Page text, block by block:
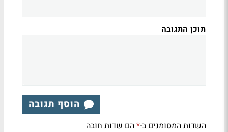
תוכן התגובה
הוסף תגובה
השדות המסומנים ב-*הם שדות חובה